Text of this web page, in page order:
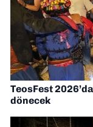
TeosFest
dönecek